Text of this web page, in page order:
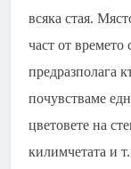
всяка стая.
част от времето
предразполага
почувстваме
цветовете на
килимчетата и